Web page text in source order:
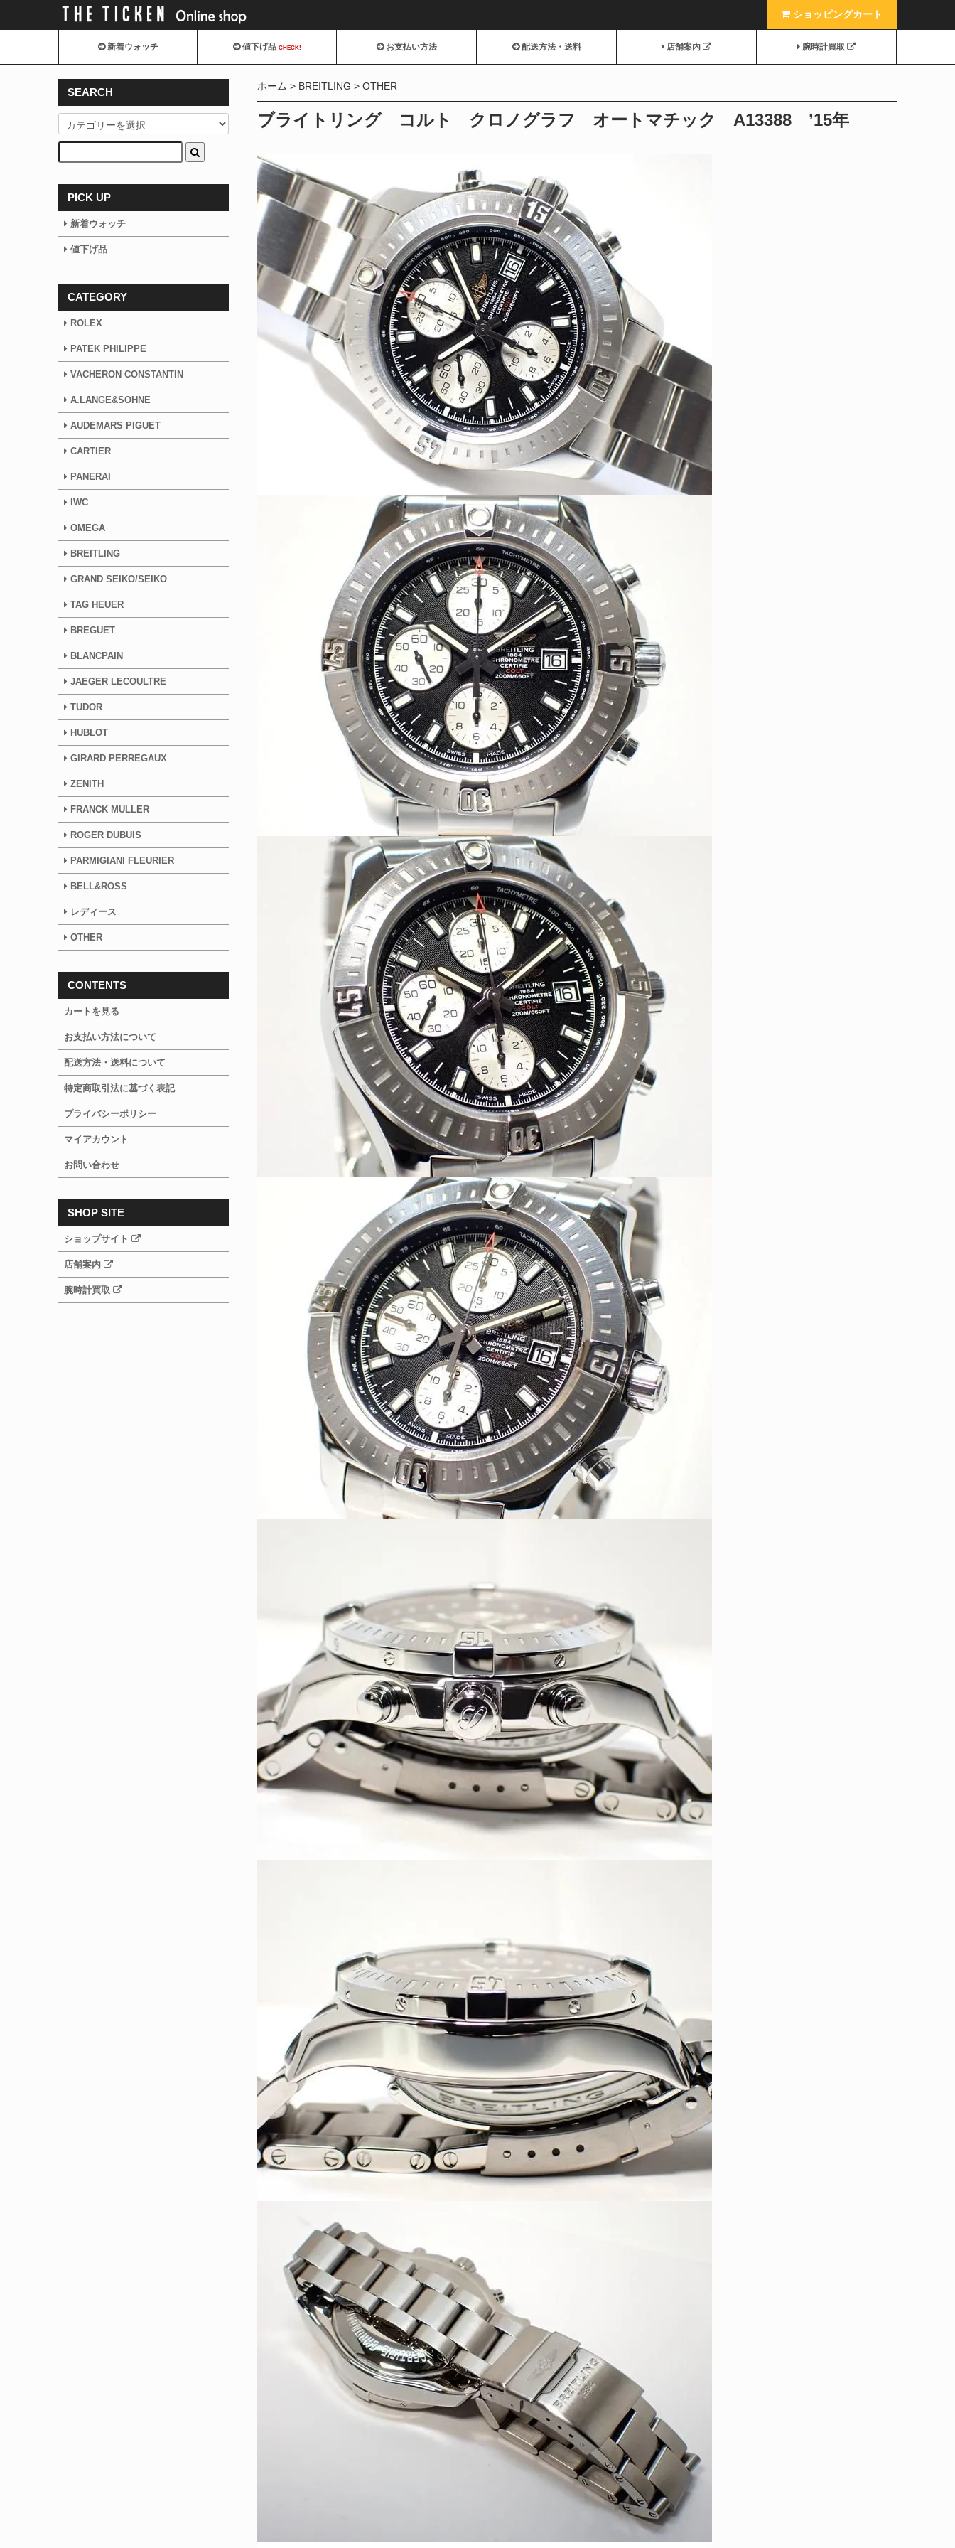
ショッピングカート
新着ウォッチ 値下げ品 CHECK! お支払い方法 配送方法・送料 店舗案内 腕時計買取
ホーム BREITLING OTHER
ブライトリング コルト クロノグラフ オートマチック A13388 ’15年
SEARCH
PICK UP
新着ウォッチ
値下げ品
CATEGORY
ROLEX
PATEK PHILIPPE
VACHERON CONSTANTIN
A.LANGE&SOHNE
AUDEMARS PIGUET
CARTIER
PANERAI
IWC
OMEGA
BREITLING
GRAND SEIKO/SEIKO
TAG HEUER
BREGUET
BLANCPAIN
JAEGER LECOULTRE
TUDOR
HUBLOT
GIRARD PERREGAUX
ZENITH
FRANCK MULLER
ROGER DUBUIS
PARMIGIANI FLEURIER
BELL&ROSS
レディース
OTHER
CONTENTS
カートを見る
お支払い方法について
配送方法・送料について
特定商取引法に基づく表記
プライバシーポリシー
マイアカウント
お問い合わせ
SHOP SITE
ショップサイト
店舗案内
腕時計買取